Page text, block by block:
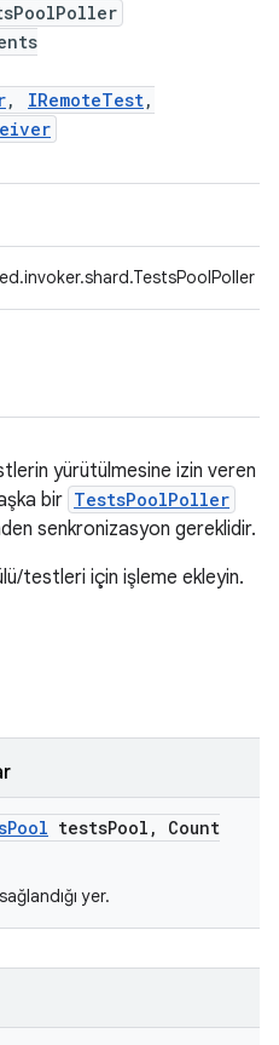
, IRemoteTest,
yürütülmesine izin veren
bir TestsPoolPoller
senkronizasyon gereklidir.
testleri için işleme ekleyin.
Pool testsPool ,
Count
yer.